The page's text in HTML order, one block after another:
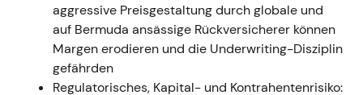
2023 — IFRS-Umstellung,
Prognoseanhebungen und
Ergebnisüberraschung
aggressive Preisgestaltung durch globale und
auf Bermuda ansässige Rückversicherer können
Margen erodieren und die Underwriting-Disziplin
gefährden
Regulatorisches, Kapital- und Kontrahentenrisiko: